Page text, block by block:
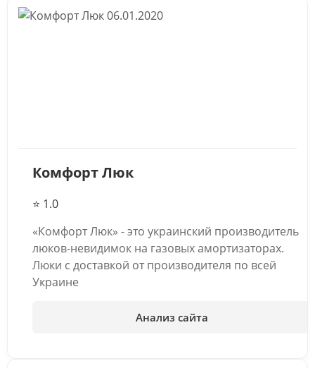
06.01.2020
Комфорт Люк
⭐ 1.0
«Комфорт Люк» - это украинский производитель
люков-невидимок на газовых амортизаторах.
Люки с доставкой от производителя по всей
Украине
Анализ сайта